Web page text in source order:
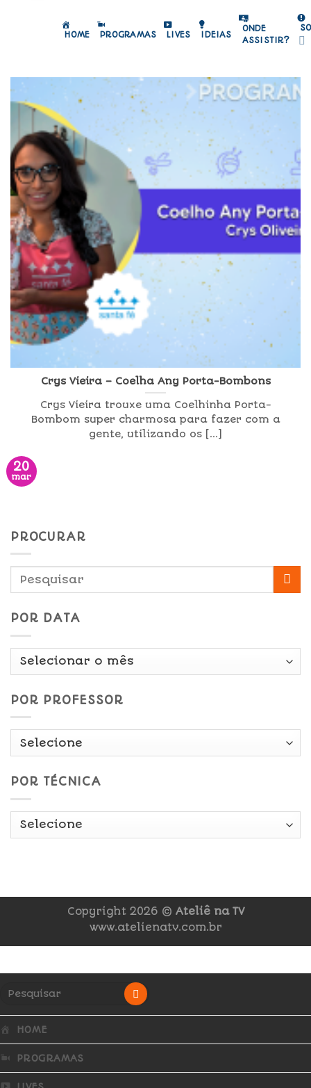
HOME PROGRAMAS LIVES IDEIAS
ONDE
ASSISTIR?
Crys Vieira – Coelha Any Porta-Bombons
Crys Vieira trouxe uma Coelhinha Porta-
Bombom super charmosa para fazer com a
gente, utilizando os [...]
20
mar
PROCURAR
POR DATA
Por
POR PROFESSOR
POR TÉCNICA
Copyright 2026 © Ateliê na TV
www.atelienatv.com.br
HOME
PROGRAMAS